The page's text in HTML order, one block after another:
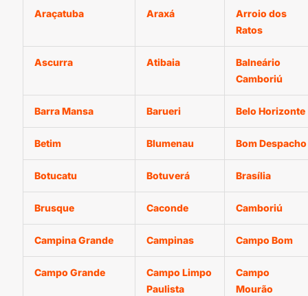
Araçatuba Araxá
Arroio dos
Ratos
Ascurra Atibaia
Balneário
Camboriú
Barra Mansa Barueri Belo Horizonte
Betim Blumenau Bom Despacho
Botucatu Botuverá Brasília
Brusque Caconde Camboriú
Campina Grande Campinas Campo Bom
Campo Grande
Campo Limpo
Paulista
Campo
Mourão